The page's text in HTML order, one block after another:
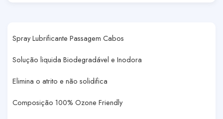
Spray Lubrificante Passagem Cabos
Solução liquida Biodegradável e Inodora
Elimina o atrito e não solidifica
Composição 100% Ozone Friendly